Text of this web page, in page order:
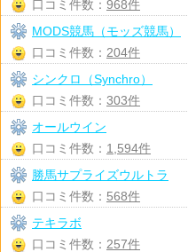
口コミ件数： 968件
MODS競馬（モッズ競馬）
口コミ件数： 204件
シンクロ（Synchro）
口コミ件数： 303件
オールウイン
口コミ件数： 1,594件
勝馬サプライズウルトラ
口コミ件数： 568件
テキラボ
口コミ件数： 257件